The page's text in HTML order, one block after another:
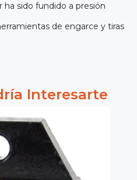
ha sido fundido a presión
de engarce y tiras
Interesarte